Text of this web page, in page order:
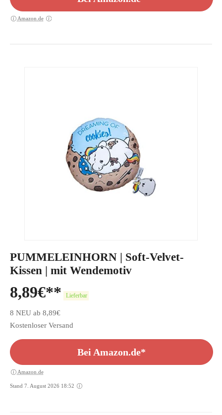
Amazon.de
PUMMELEINHORN | Soft-Velvet-
Kissen | mit Wendemotiv
8,89€ Lieferbar
8 NEU ab 8,89€
Kostenloser Versand
Bei Amazon.de*
Amazon.de
Stand 7. August 2026 18:52